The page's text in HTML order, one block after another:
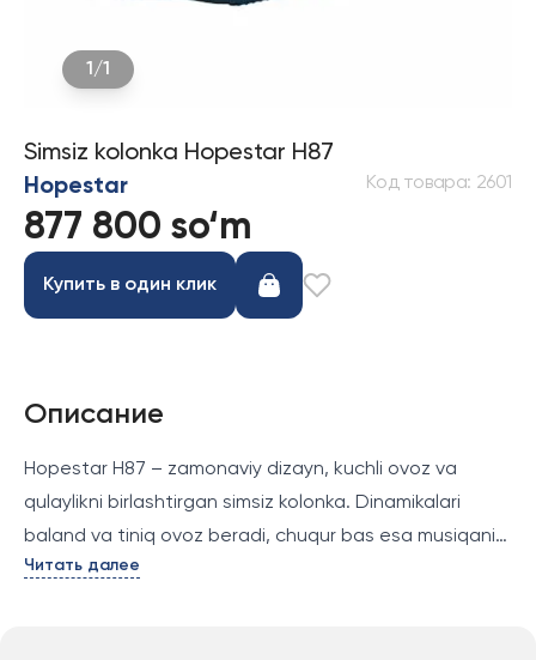
1 /1
Simsiz kolonka Hopestar H87
Hopestar
Код товара: 2601
877 800 so‘m
Купить в один клик
Описание
Hopestar H87 – zamonaviy dizayn, kuchli ovoz va
qulaylikni birlashtirgan simsiz kolonka. Dinamikalari
baland va tiniq ovoz beradi, chuqur bas esa musiqani
yanada ta’sirchan qiladi. Bluetooth, AUX, USB va TF
Читать далее